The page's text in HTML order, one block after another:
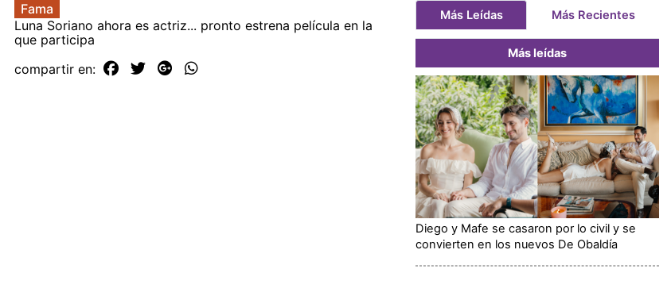
Fama
Luna Soriano ahora es actriz... pronto estrena película en la
que participa
compartir en:
Más Leídas Más Recientes
Más leídas
Diego y Mafe se casaron por lo civil y se
convierten en los nuevos De Obaldía